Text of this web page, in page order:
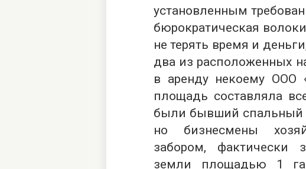
установленным
бюрократическая
не терять время и
два из расположенных
в аренду некоему ООО
площадь составляла
были бывший спальный
но бизнесмены
забором, фактически
земли площадью 1